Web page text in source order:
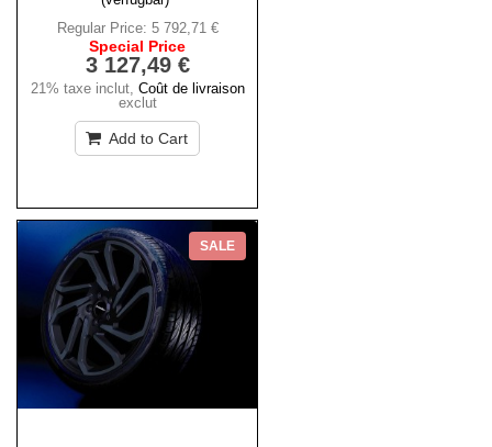
Regular Price: 5 792,71 €
Special Price
3 127,49 €
21% taxe inclut, Coût de livraison
exclut
Add to Cart
SALE